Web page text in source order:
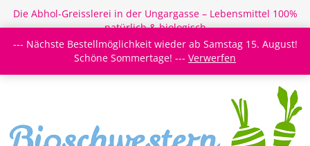
Die Abhol-Greisslerei in der Ungargasse – Lebensmittel 100%
natürlich & biologisch
Login/Register Newsletter Meine Merkzettel
--- Nächste Bestellmöglichkeit wieder ab Samstag 15. August!
Schöne Sommertage! --- Verwerfen